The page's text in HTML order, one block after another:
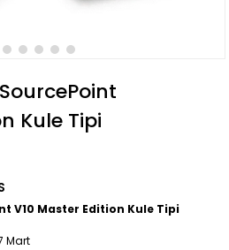
Kule Tipi
V10 Master Edition Kule Tipi
Mart